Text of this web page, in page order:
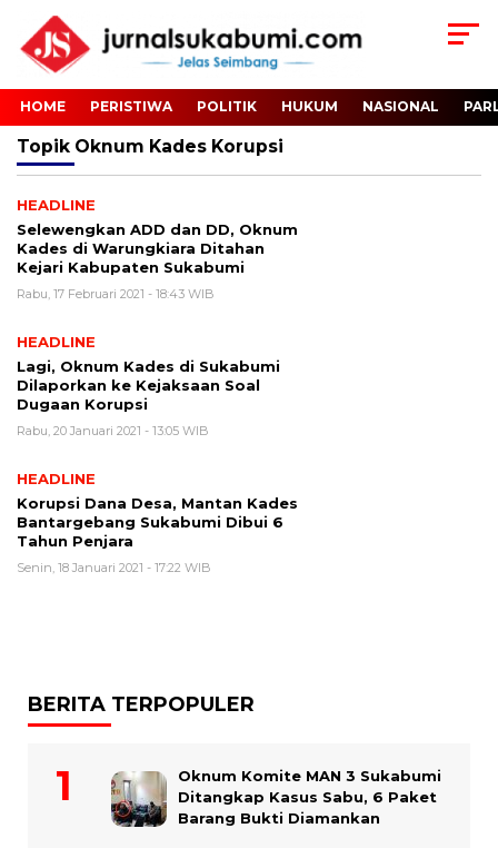
HOME PERISTIWA POLITIK HUKUM NASIONAL
Topik Oknum Kades Korupsi
HEADLINE
Selewengkan ADD dan DD, Oknum
Kades di Warungkiara Ditahan
Kejari Kabupaten Sukabumi
Rabu, 17 Februari 2021 - 18:43 WIB
HEADLINE
Lagi, Oknum Kades di Sukabumi
Dilaporkan ke Kejaksaan Soal
Dugaan Korupsi
Rabu, 20 Januari 2021 - 13:05 WIB
HEADLINE
Korupsi Dana Desa, Mantan Kades
Bantargebang Sukabumi Dibui 6
Tahun Penjara
Senin, 18 Januari 2021 - 17:22 WIB
BERITA TERPOPULER
Oknum Komite MAN 3 Sukabumi
Ditangkap Kasus Sabu, 6 Paket
Barang Bukti Diamankan